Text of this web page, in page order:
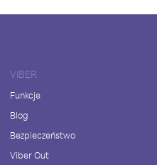
VIBER
Funkcje
Blog
Bezpieczeństwo
Viber Out